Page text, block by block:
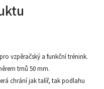
vzpěračský a funkční trénink.
trnů 50 mm.
chrání jak talíř, tak podlahu